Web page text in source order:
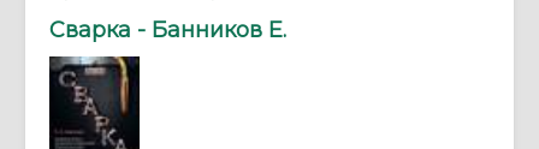
Сварка - Банников Е.